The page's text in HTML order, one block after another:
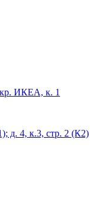
ИКЕА, к. 1
д. 4, к.3, стр. 2 (К2)